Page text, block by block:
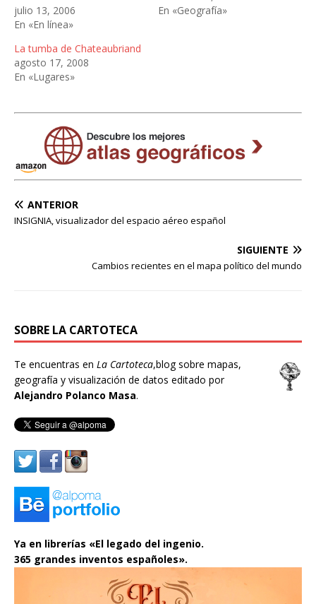
julio 13, 2006
En «En línea»
En «Geografía»
La tumba de Chateaubriand
agosto 17, 2008
En «Lugares»
ANTERIOR
INSIGNIA, visualizador del espacio aéreo español
SIGUIENTE
Cambios recientes en el mapa político del mundo
SOBRE LA CARTOTECA
Te encuentras en La Cartoteca,blog sobre mapas,
geografía y visualización de datos editado por
Alejandro Polanco Masa.
Ya en librerías «El legado del ingenio.
365 grandes inventos españoles».